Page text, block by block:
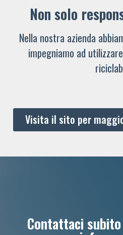
Non solo
Nella nostra azienda
impegniamo ad
Visita il sito per
Contattaci